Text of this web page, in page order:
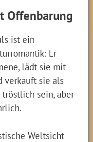
Offenbarung
ist ein
Er
lädt sie mit
verkauft sie als
sein, aber
Weltsicht